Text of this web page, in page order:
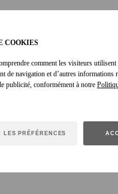
COOKIES
comment les visiteurs
de navigation et d’autres
publicité, conformément à notre
LES PRÉFÉRENCES